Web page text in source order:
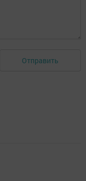
Отправить